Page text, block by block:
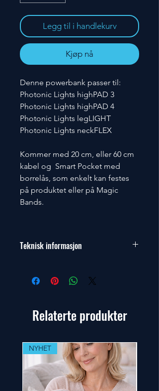
Legg til i handlekurv
Kjøp nå
Denne powerbank passer til:
Photonic Lights highPAD 3
Photonic Lights highPAD 4
Photonic Lights legLIGHT
Photonic Lights neckFLEX
Kommer med 20 cm, eller 60 cm
kabel og Smart Pocket med
borrelås, som enkelt kan festes
på produktet eller på Magic
Bands.
Teknisk informasjon
USB - 18
Watt
Produkttype Powerbank
Dimensioner (B x D x H)
7.12 cm x
1.42 cm x
14.7 cm
Relaterte produkter
NYHET